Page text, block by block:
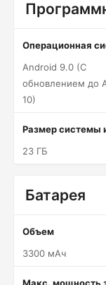
Операционная
Android 9.0 (С
обновлением до
10)
Размер системы
23 ГБ
Батарея
Объем
3300 мАч